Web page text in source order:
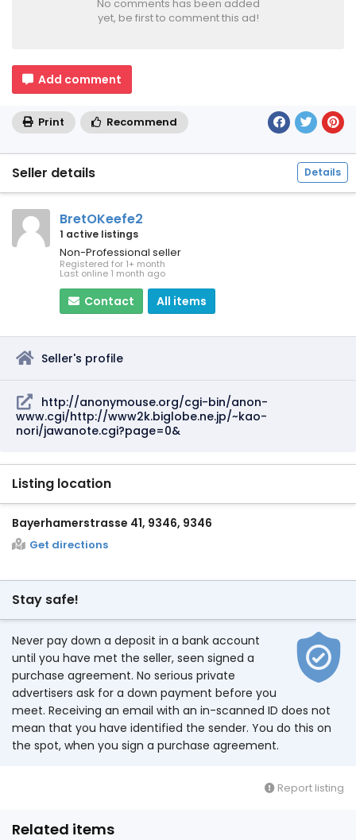
No comments has been added
yet, be first to comment this ad!
Add comment
Print Recommend
Seller details Details
BretOKeefe2
1 active listings
Non-Professional seller
Registered for 1+ month
Last online 1 month ago
Contact All items
Seller's profile
http://anonymouse.org/cgi-bin/anon-
www.cgi/http://www2k.biglobe.ne.jp/~kao-
nori/jawanote.cgi?page=0&
Listing location
Bayerhamerstrasse 41, 9346, 9346
Get directions
Stay safe!
Never pay down a deposit in a bank account
until you have met the seller, seen signed a
purchase agreement. No serious private
advertisers ask for a down payment before you
meet. Receiving an email with an in-scanned ID does not
mean that you have identified the sender. You do this on
the spot, when you sign a purchase agreement.
Report listing
Related items